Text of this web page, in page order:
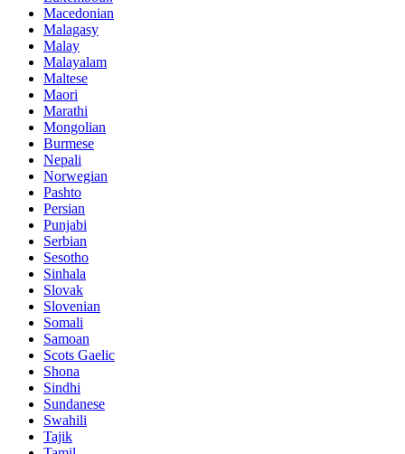
Macedonian
Malagasy
Malay
Malayalam
Maltese
Maori
Marathi
Mongolian
Burmese
Nepali
Norwegian
Pashto
Persian
Punjabi
Serbian
Sesotho
Sinhala
Slovak
Slovenian
Somali
Samoan
Scots Gaelic
Shona
Sindhi
Sundanese
Swahili
Tajik